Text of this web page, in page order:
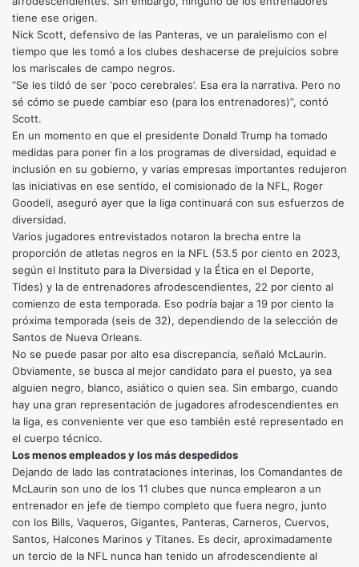
tiene ese origen.
Nick Scott, defensivo de las Panteras, ve un paralelismo con el
tiempo que les tomó a los clubes deshacerse de prejuicios sobre
los mariscales de campo negros.
“Se les tildó de ser ‘poco cerebrales’. Esa era la narrativa. Pero no
sé cómo se puede cambiar eso (para los entrenadores)”, contó
Scott.
En un momento en que el presidente Donald Trump ha tomado
medidas para poner fin a los programas de diversidad, equidad e
inclusión en su gobierno, y varias empresas importantes redujeron
las iniciativas en ese sentido, el comisionado de la NFL, Roger
Goodell, aseguró ayer que la liga continuará con sus esfuerzos de
diversidad.
Varios jugadores entrevistados notaron la brecha entre la
proporción de atletas negros en la NFL (53.5 por ciento en 2023,
según el Instituto para la Diversidad y la Ética en el Deporte,
Tides) y la de entrenadores afrodescendientes, 22 por ciento al
comienzo de esta temporada. Eso podría bajar a 19 por ciento la
próxima temporada (seis de 32), dependiendo de la selección de
Santos de Nueva Orleans.
No se puede pasar por alto esa discrepancia, señaló McLaurin.
Obviamente, se busca al mejor candidato para el puesto, ya sea
alguien negro, blanco, asiático o quien sea. Sin embargo, cuando
hay una gran representación de jugadores afrodescendientes en
la liga, es conveniente ver que eso también esté representado en
el cuerpo técnico.
Los menos empleados y los más despedidos
Dejando de lado las contrataciones interinas, los Comandantes de
McLaurin son uno de los 11 clubes que nunca emplearon a un
entrenador en jefe de tiempo completo que fuera negro, junto
con los Bills, Vaqueros, Gigantes, Panteras, Carneros, Cuervos,
Santos, Halcones Marinos y Titanes. Es decir, aproximadamente
un tercio de la NFL nunca han tenido un afrodescendiente al